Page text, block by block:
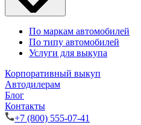
По маркам автомобилей
По типу автомобилей
Услуги для выкупа
Корпоративный выкуп
Автодилерам
Блог
Контакты
+7 (800) 555-07-41